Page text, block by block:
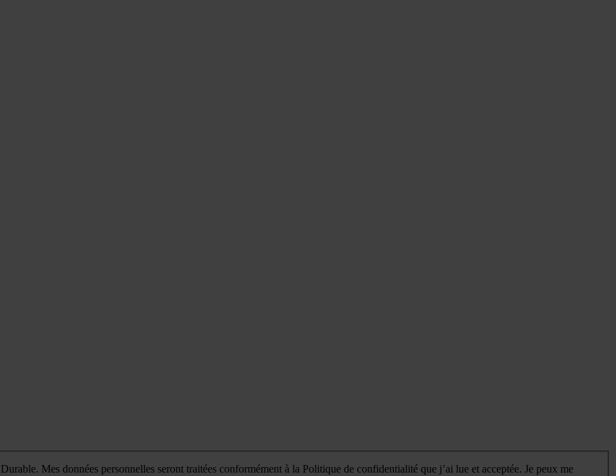
Mes données personnelles seront traitées conformément à la Politique de confidentialité que j’ai lue et acceptée. Je peux me